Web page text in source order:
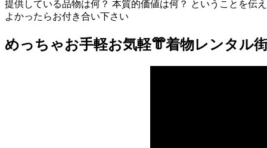
提供している品物は何？ 本質的価値は何？ ということを伝
よかったらお付き合い下さい
めっちゃお手軽お気軽👘着物レンタル